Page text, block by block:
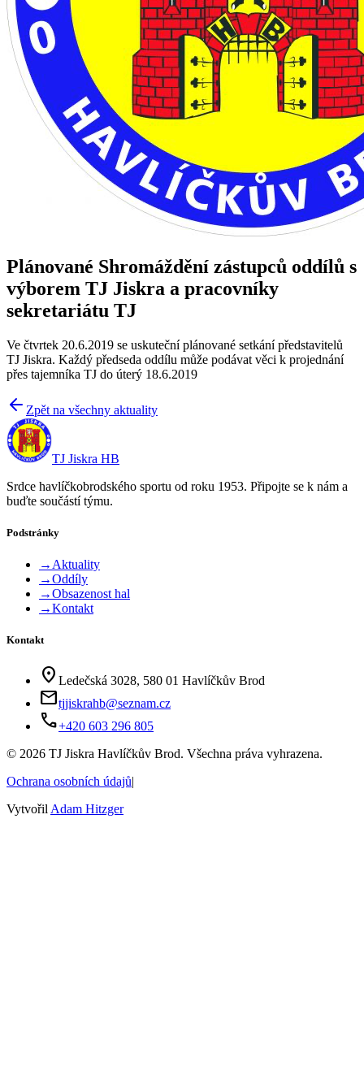
Plánované Shromáždění zástupců oddílů s
výborem TJ Jiskra a pracovníky
sekretariátu TJ
Ve čtvrtek 20.6.2019 se uskuteční plánované setkání představitelů
TJ Jiskra. Každý předseda oddílu může podávat věci k projednání
přes tajemníka TJ do úterý 18.6.2019
Zpět na všechny aktuality
TJ Jiskra HB
Srdce havlíčkobrodského sportu od roku 1953. Připojte se k nám a
buďte součástí týmu.
Podstránky
→ Aktuality
→Oddíly
→Obsazenost hal
→Kontakt
Kontakt
location_on Ledečská 3028, 580 01 Havlíčkův Brod
mailtjjiskrahb@seznam.cz
phone+420 603 296 805
© 2026 TJ Jiskra Havlíčkův Brod. Všechna práva vyhrazena.
Ochrana osobních údajů|
Vytvořil Adam Hitzger